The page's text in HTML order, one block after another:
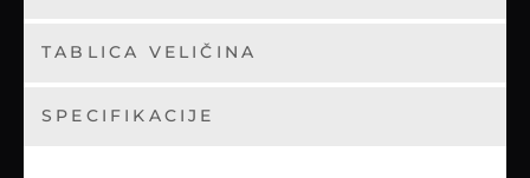
TABLICA VELIČINA
SPECIFIKACIJE